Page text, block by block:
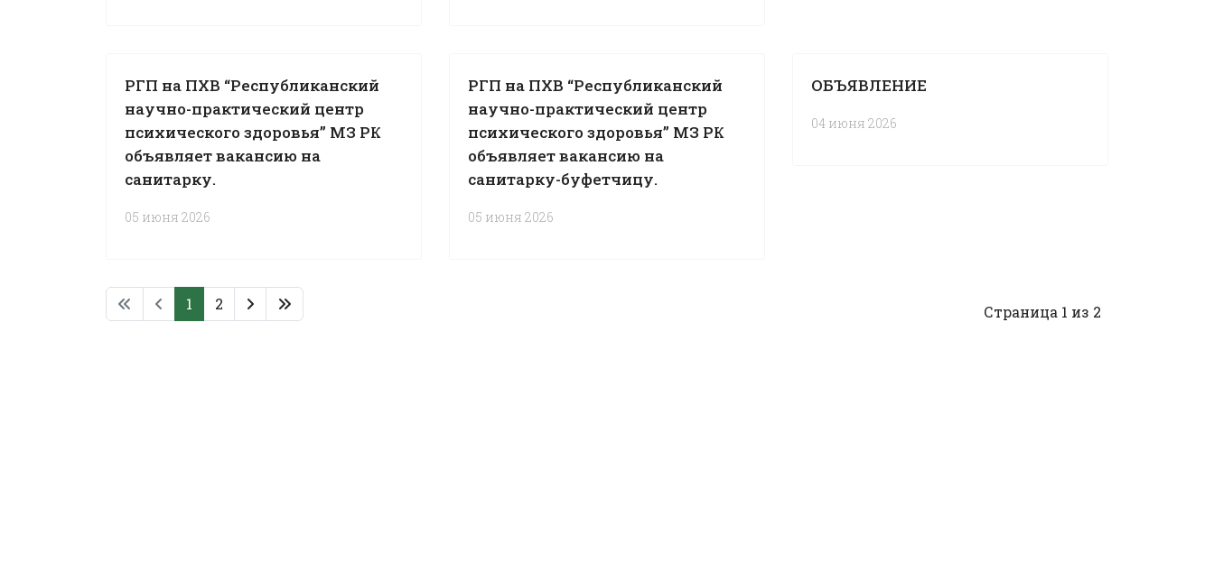
РГП на ПХВ “Республиканский
научно-практический центр
психического здоровья” МЗ РК
объявляет вакансию на
санитарку.
05 июня 2026
РГП на ПХВ “Республиканский
научно-практический центр
психического здоровья” МЗ РК
объявляет вакансию на
санитарку-буфетчицу.
05 июня 2026
ОБЪЯВЛЕНИЕ
04 июня 2026
Страница 1 из 2
1 2